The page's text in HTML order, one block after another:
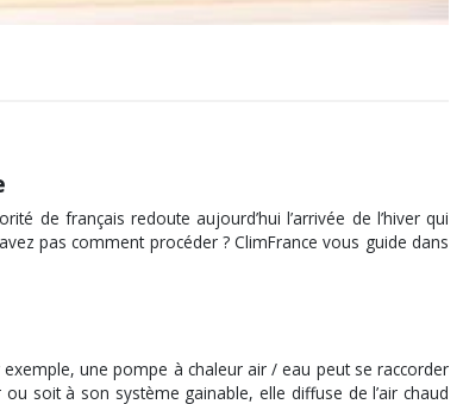
de français redoute aujourd’hui l’arrivée de l’hiver qui
pas comment procéder ? ClimFrance vous guide dans
une pompe à chaleur air / eau peut se raccorder
soit à son système gainable, elle diffuse de l’air chaud